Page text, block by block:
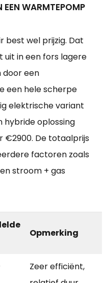
WARMTEPOMP
best wel prijzig. Dat
uit in een fors lagere
door een
een hele scherpe
elektrische variant
hybride oplossing
€2900. De totaalprijs
factoren zoals
stroom + gas
Opmerking
Zeer efficiënt,